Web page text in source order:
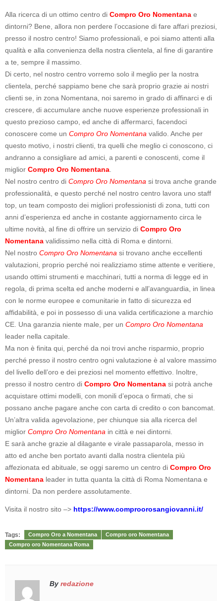
Alla ricerca di un ottimo centro di Compro Oro Nomentana e
dintorni? Bene, allora non perdere l’occasione di fare affari preziosi,
presso il nostro centro! Siamo professionali, e poi siamo attenti alla
qualità e alla convenienza della nostra clientela, al fine di garantire
a te, sempre il massimo.
Di certo, nel nostro centro vorremo solo il meglio per la nostra
clientela, perché sappiamo bene che sarà proprio grazie ai nostri
clienti se, in zona Nomentana, noi saremo in grado di affinarci e di
crescere, di accumulare anche nuove esperienze professionali in
questo prezioso campo, ed anche di affermarci, facendoci
conoscere come un Compro Oro Nomentana valido. Anche per
questo motivo, i nostri clienti, tra quelli che meglio ci conoscono, ci
andranno a consigliare ad amici, a parenti e conoscenti, come il
miglior Compro Oro Nomentana
Nel nostro centro di Compro Oro Nomentana si trova anche grande
professionalità, e questo perché nel nostro centro lavora uno staff
top, un team composto dei migliori professionisti di zona, tutti con
anni d’esperienza ed anche in costante aggiornamento circa le
ultime novità, al fine di offrire un servizio di Compro Oro
Nomentana validissimo nella città di Roma e dintorni.
Nel nostro Compro Oro Nomentana si trovano anche eccellenti
valutazioni, proprio perché noi realizziamo stime attente e veritiere,
usando ottimi strumenti e macchinari, tutti a norma di legge ed in
regola, di prima scelta ed anche moderni e all’avanguardia, in linea
con le norme europee e comunitarie in fatto di sicurezza ed
affidabilità, e poi in possesso di una valida certificazione a marchio
CE. Una garanzia niente male, per un Compro Oro Nomentana
leader nella capitale.
Ma non è finita qui, perché da noi trovi anche risparmio, proprio
perché presso il nostro centro ogni valutazione è al valore massimo
del livello dell’oro e dei preziosi nel momento effettivo. Inoltre,
presso il nostro centro di Compro Oro Nomentana si potrà anche
acquistare ottimi modelli, con monili d’epoca o firmati, che si
possano anche pagare anche con carta di credito o con bancomat.
Un’altra valida agevolazione, per chiunque sia alla ricerca del
miglior Compro Oro Nomentana in città e nei dintorni.
E sarà anche grazie al dilagante e virale passaparola, messo in
atto ed anche ben portato avanti dalla nostra clientela più
affezionata ed abituale, se oggi saremo un centro di Compro Oro
Nomentana leader in tutta quanta la città di Roma Nomentana e
dintorni. Da non perdere assolutamente.
Visita il nostro sito –> https://www.comproorosangiovanni.it/
Tags: Compro Oro a Nomentana
Compro oro Nomentana
Compro oro Nomentana Roma
By redazione